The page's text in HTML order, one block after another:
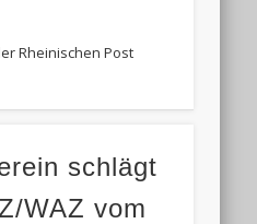
Rheinischen Post
schlägt
WAZ vom